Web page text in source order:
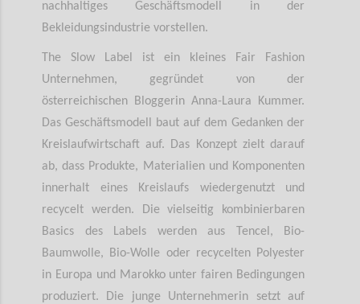
nachhaltiges Geschäftsmodell in der
Bekleidungsindustrie vorstellen.
The Slow Label ist ein kleines Fair Fashion
Unternehmen, gegründet von der
österreichischen Bloggerin Anna-Laura Kummer.
Das Geschäftsmodell baut auf dem Gedanken der
Kreislaufwirtschaft auf. Das Konzept zielt darauf
ab, dass Produkte, Materialien und Komponenten
innerhalt eines Kreislaufs wiedergenutzt und
recycelt werden. Die vielseitig kombinierbaren
Basics des Labels werden aus Tencel, Bio-
Baumwolle, Bio-Wolle oder recycelten Polyester
in Europa und Marokko unter fairen Bedingungen
produziert. Die junge Unternehmerin setzt auf